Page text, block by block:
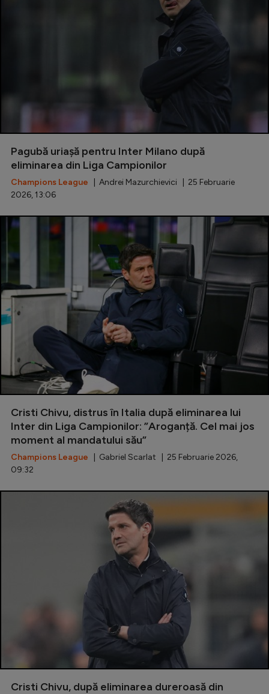
Pagubă uriașă pentru Inter Milano după
eliminarea din Liga Campionilor
Champions League | Andrei Mazurchievici | 25 Februarie
2026, 13:06
Cristi Chivu, distrus în Italia după eliminarea lui
Inter din Liga Campionilor: ”Aroganță. Cel mai jos
moment al mandatului său”
Champions League | Gabriel Scarlat | 25 Februarie 2026,
09:32
Cristi Chivu, după eliminarea dureroasă din